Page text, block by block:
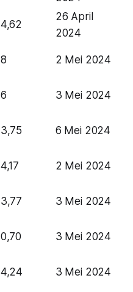
4,62
26 April
2024
8 2 Mei 2024
6 3 Mei 2024
3,75 6 Mei 2024
4,17 2 Mei 2024
3,77 3 Mei 2024
0,70 3 Mei 2024
4,24 3 Mei 2024